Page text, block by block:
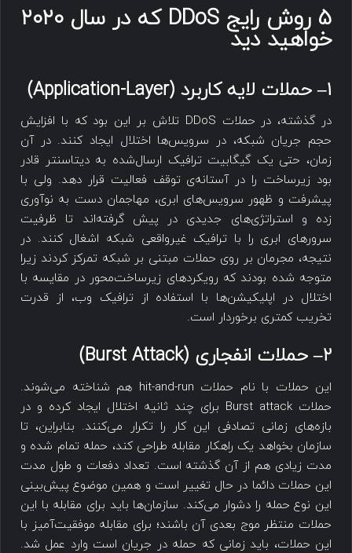
5 روش رایج DDoS که در سال ۲۰۲۰
خواهید دید
۱–حملات لایه کاربرد (Application-Layer
)
در گذشته، در حملات DDoS تلاش بر این بود که با افزایش
حجم جریان شبکه، در سرویس‌ها اختلال ایجاد کنند. در آن
زمان، حتی یک گیگابیت ترافیک ارسال‌شده به دیتاسنتر قادر
بود زیرساخت را در آستانه‌ی توقف فعالیت قرار دهد. ولی با
پیشرفت و ظهور سرویس‌های ابری، مهاجمان دست به نوآوری
زده و استراتژی‌های جدیدی در پیش گرفته‌اند تا ظرفیت
سرورهای ابری را با ترافیک غیرواقعی شبکه اشغال کنند. در
نتیجه، مجرمان بر روی حملات مبتنی بر شبکه تمرکز کردند زیرا
متوجه شده بودند که رویکردهای زیرساخت‌محور در مقایسه با
اختلال در اپلیکیشن‌ها با استفاده از ترافیک وب، از قدرت
تخریب کمتری برخوردار است.
۲–حملات انفجاری (
Burst Attack
)
این حملات با نام حملات hit-and-run هم شناخته می‌شوند.
حملات Burst attack برای چند ثانیه اختلال ایجاد کرده و در
بازه‌های زمانی تصادفی این کار را تکرار می‌کنند. بنابراین، تا
سازمان بخواهد یک راهکار مقابله طراحی کند، حمله تمام شده و
مدت زیادی هم از آن گذشته است. تعداد دفعات و طول مدت
این حملات دائما در حال تغییر است و همین موضوع پیش‌بینی
این نوع حمله را دشوار می‌کند. سازمان‌ها باید برای مقابله با این
حملات منتظر موج بعدی آن باشند؛ برای مقابله موفقیت‌آمیز با
این حملات، باید زمانی که حمله در جریان است وارد عمل شد.